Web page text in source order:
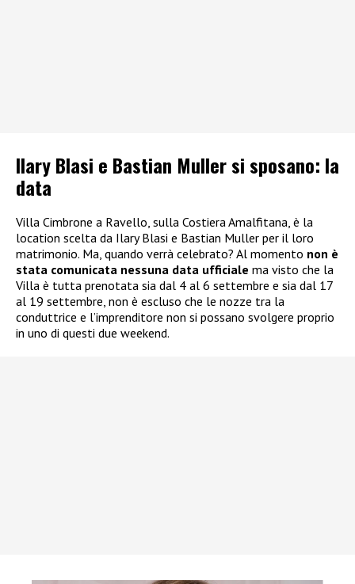
Ilary Blasi e Bastian Muller si sposano: la
data
Villa Cimbrone a Ravello, sulla Costiera Amalfitana, è la
location scelta da Ilary Blasi e Bastian Muller per il loro
matrimonio. Ma, quando verrà celebrato? Al momento non è
stata comunicata nessuna data ufficiale ma visto che la
Villa è tutta prenotata sia dal 4 al 6 settembre e sia dal 17
al 19 settembre, non è escluso che le nozze tra la
conduttrice e l’imprenditore non si possano svolgere proprio
in uno di questi due weekend.